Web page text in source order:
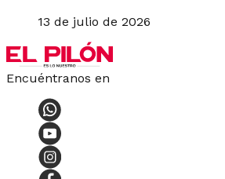
13 de julio de 2026
Encuéntranos en